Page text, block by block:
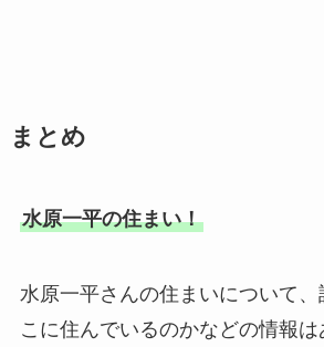
まとめ
水原一平の住まい！
水原一平さんの住まいについて
こに住んでいるのかなどの情報は